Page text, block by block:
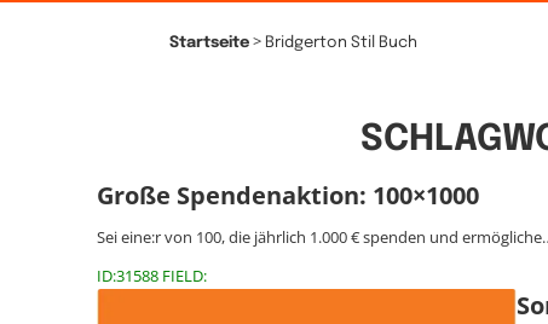
Startseite > Bridgerton Stil Buch
Große Spendenaktion: 100×1000
Sei eine:r von 100, die jährlich 1.000 € spenden und
ID:31588 FIELD: